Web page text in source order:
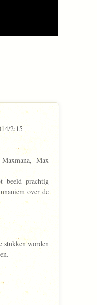
2:15
Max
beeld prachtig
over de
stukken worden